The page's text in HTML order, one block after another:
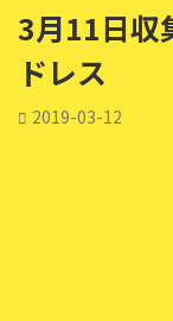
3月11日収
ドレス
2019-03-12